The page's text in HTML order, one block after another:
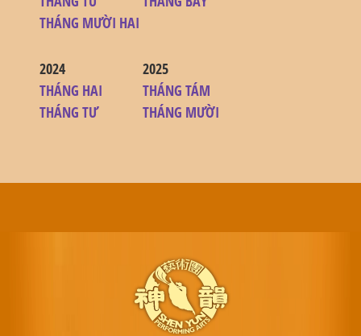
THÁNG MƯỜI HAI
2024
THÁNG HAI
THÁNG TƯ
2025
THÁNG TÁM
THÁNG MƯỜI